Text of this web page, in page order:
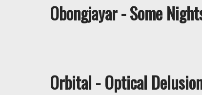
Obongjayar - Some
Orbital - Optical